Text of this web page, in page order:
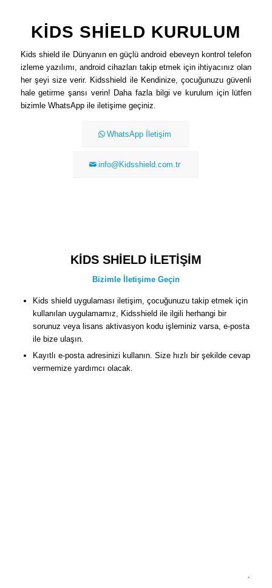
KİDS SHİELD KURULUM
Kids shield ile Dünyanın en güçlü android ebeveyn kontrol telefon
izleme yazılımı, android cihazları takip etmek için ihtiyacınız olan
her şeyi size verir. Kidsshield ile Kendinize, çocuğunuzu güvenli
hale getirme şansı verin! Daha fazla bilgi ve kurulum için lütfen
bizimle WhatsApp ile iletişime geçiniz.
WhatsApp İletişim
info@Kidsshield.com.tr
KİDS SHİELD İLETİŞİM
Bizimle İletişime Geçin
Kids shield uygulaması iletişim, çocuğunuzu takip etmek için
kullanılan uygulamamız, Kidsshield ile ilgili herhangi bir
sorunuz veya lisans aktivasyon kodu işleminiz varsa, e-posta
ile bize ulaşın.
Kayıtlı e-posta adresinizi kullanın. Size hızlı bir şekilde cevap
vermemize yardımcı olacak.